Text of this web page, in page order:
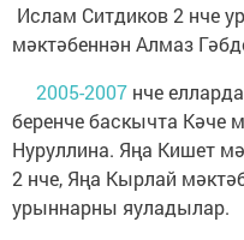
Ислам Ситдиков 2 нче
мәктәбеннән Алмаз
2005-2007 нче
беренче баскычта Кәче
Нуруллина. Яңа Кишет
2 нче, Яңа Кырлай
урыннарны яуладылар.